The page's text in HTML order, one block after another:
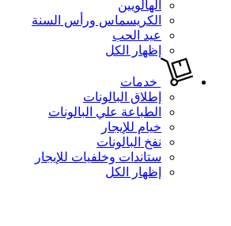
الهالويين
الكريسماس ورأس السنة
عيد الحب
إظهار الكل
خدمات
إطلاق البالونات
الطباعة علي البالونات
خيام للإيجار
نفخ البالونات
ستاندات وخلفيات للإيجار
إظهار الكل